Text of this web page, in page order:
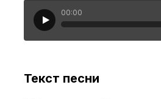
00:00
Текст песни